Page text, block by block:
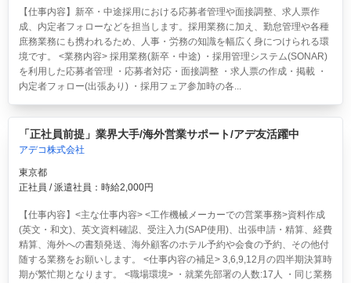
【仕事内容】新卒・中途採用における応募者管理や面接調整、求人票作
成、内定者フォローなどを担当します。採用業務に加え、勤怠管理や各種
庶務業務にも携われるため、人事・労務の知識を幅広く身につけられる環
境です。 <業務内容> 採用業務(新卒・中途) ・採用管理システム(SONAR)
を利用した応募者管理 ・応募者対応・面接調整 ・求人票の作成・掲載 ・
内定者フォロー(出張あり) ・採用フェア参加時の各...
「正社員前提」業界大手/海外営業サポート/アデ友活躍中
アデコ株式会社
東京都
正社員 / 派遣社員：時給2,000円
【仕事内容】<主な仕事内容> <工作機械メーカーでの営業事務>資料作成
(英文・和文)、英文資料確認、受注入力(SAP使用)、出張申請・精算、経費
精算、海外への書類発送、海外顧客のホテル予約や会食の予約、その他付
随する業務をお願いします。 <仕事内容の補足> 3,6,9,12月の四半期決算時
期が繁忙期となります。 <職場環境> ・就業先部署の人数:17人 ・同じ業務